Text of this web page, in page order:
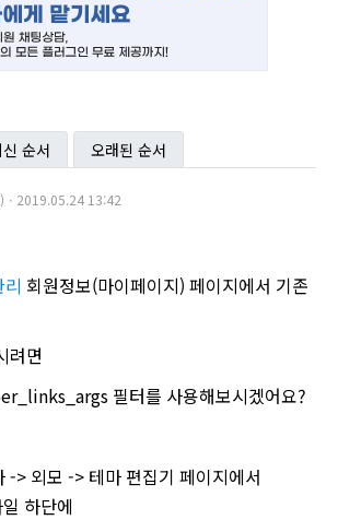
순서 오래된 순서
2019.05.24 13:42
회원정보(마이페이지) 페이지에서 기존
려면
필터를 사용해보시겠어요?
-> 외모 -> 테마 편집기 페이지에서
하단에